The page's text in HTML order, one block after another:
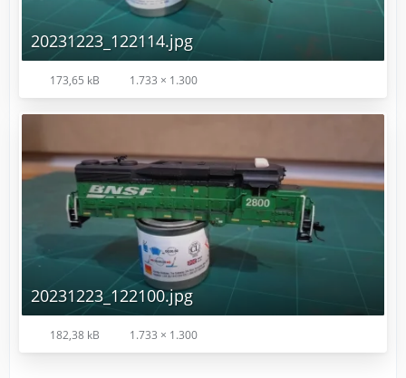
20231223_122114.jpg
173,65 kB 1.733 × 1.300
20231223_122100.jpg
182,38 kB 1.733 × 1.300